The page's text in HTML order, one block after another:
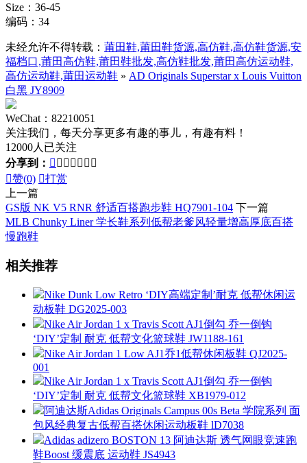
Size：36-45
编码：34
未经允许不得转载： 莆田鞋,莆田鞋货源,高仿鞋,高仿鞋货源,安
福档口,莆田高仿鞋,莆田鞋批发,高仿鞋批发,莆田高仿运动鞋,
高仿运动鞋,莆田运动鞋 » AD Originals Superstar x Louis Vuitton
白黑 JY8909
WeChat：82210051
关注我们，每天分享更多有趣的事儿，有趣有料！
12000人已关注
分享到：       
赞(0) 打赏
上一篇
GS版 NK V5 RNR 舒适百搭跑步鞋 HQ7901-104 下一篇
MLB Chunky Liner 学长鞋系列低帮老爹风轻量增高厚底百搭
慢跑鞋
相关推荐
Nike Dunk Low Retro ‘DIY高端定制’耐克 低帮休闲运
动板鞋 DG2025-003
Nike Air Jordan 1 x Travis Scott AJ1倒勾 乔一倒钩
‘DIY’定制 耐克 低帮文化篮球鞋 JW1188-161
Nike Air Jordan 1 Low AJ1乔1低帮休闲板鞋 QJ2025-
001
Nike Air Jordan 1 x Travis Scott AJ1倒勾 乔一倒钩
‘DIY’定制 耐克 低帮文化篮球鞋 XB1979-012
阿迪达斯Adidas Originals Campus 00s Beta 学院系列 面
包风经典复古低帮百搭休闲运动板鞋 lD7038
Adidas adizero BOSTON 13 阿迪达斯 透气网眼竞速跑
鞋Boost 缓震底 运动鞋 JS4943